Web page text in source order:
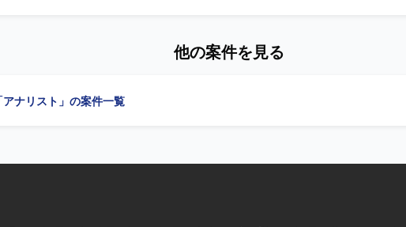
ルの動作確認、業務フローに合わせたシステムとツールの連携確認などを実施して
設定や検証を進めていただける方が望ましいです。 【ポジションの魅力】 文書保管業務に関
、Excelを用いた環境で作業していただきます。
他の案件を見る
アナリスト」の案件一覧